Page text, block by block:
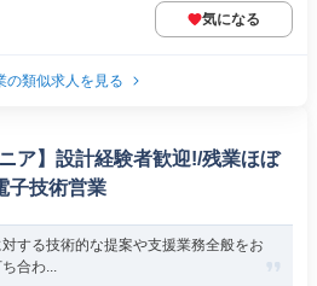
気になる
の類似求人を見る
ア】設計経験者歓迎!/残業ほぼ
子技術営業
する技術的な提案や支援業務全般をお
合わ...